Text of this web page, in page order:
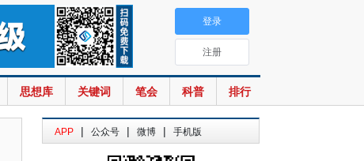
思想库 关键词 笔会 科普 排行
登录
注册
APP | 公众号 | 微博 | 手机版